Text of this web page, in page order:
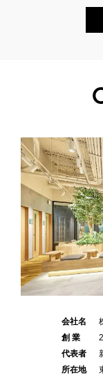
会社名
創 業
代表者
所在地